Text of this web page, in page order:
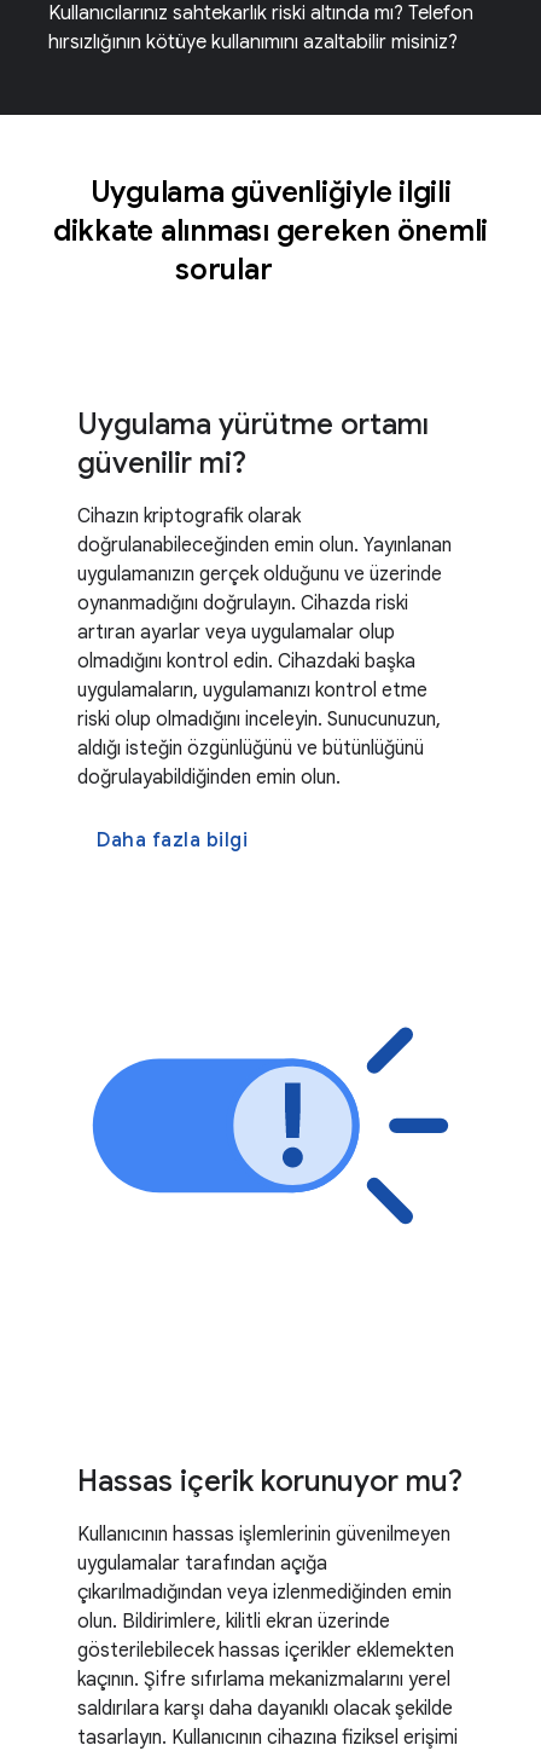
Kullanıcılarınız sahtekarlık riski altında mı? Telefon
hırsızlığının kötüye kullanımını azaltabilir misiniz?
Uygulama güvenliğiyle ilgili
dikkate alınması gereken önemli
sorular
Uygulama yürütme ortamı
güvenilir mi?
Cihazın kriptografik olarak
doğrulanabileceğinden emin olun. Yayınlanan
uygulamanızın gerçek olduğunu ve üzerinde
oynanmadığını doğrulayın. Cihazda riski
artıran ayarlar veya uygulamalar olup
olmadığını kontrol edin. Cihazdaki başka
uygulamaların, uygulamanızı kontrol etme
riski olup olmadığını inceleyin. Sunucunuzun,
aldığı isteğin özgünlüğünü ve bütünlüğünü
doğrulayabildiğinden emin olun.
Daha fazla bilgi
Hassas içerik korunuyor mu?
Kullanıcının hassas işlemlerinin güvenilmeyen
uygulamalar tarafından açığa
çıkarılmadığından veya izlenmediğinden emin
olun. Bildirimlere, kilitli ekran üzerinde
gösterilebilecek hassas içerikler eklemekten
kaçının. Şifre sıfırlama mekanizmalarını yerel
saldırılara karşı daha dayanıklı olacak şekilde
tasarlayın. Kullanıcının cihazına fiziksel erişimi